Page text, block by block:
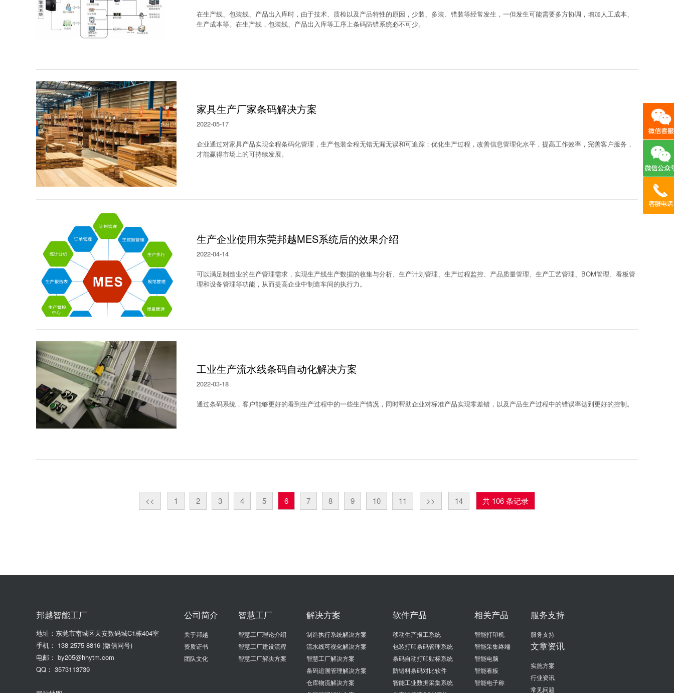
在生产线、包装线、产品出入库时，由于技术、质检以及产品特性的原因，少装、多装、错装等经常发生，一但发生可能需要多方协调，增加人工成本、
生产成本等。在生产线，包装线、产品出入库等工序上条码防错系统必不可少。
家具生产厂家条码解决方案
2022-05-17
企业通过对家具产品实现全程条码化管理，生产包装全程无错无漏无误和可追踪；优化生产过程，改善信息管理化水平，提高工作效率，完善客户服务，
才能赢得市场上的可持续发展。
生产企业使用东莞邦越MES系统后的效果介绍
2022-04-14
可以满足制造业的生产管理需求，实现生产线生产数据的收集与分析、生产计划管理、生产过程监控、产品质量管理、生产工艺管理、BOM管理、看板管
理和设备管理等功能，从而提高企业中制造车间的执行力。
工业生产流水线条码自动化解决方案
2022-03-18
通过条码系统，客户能够更好的看到生产过程中的一些生产情况，同时帮助企业对标准产品实现零差错，以及产品生产过程中的错误率达到更好的控制。
<< 1 2 3 4 5 6 7 8 9 10 11 >> 14 共 106 条记录
邦越智能工厂
地址：东莞市南城区天安数码城C1栋404室
手机： 138 2575 8816 (微信同号)
电邮： by205@hhytm.com
QQ： 3573113739
公司简介
关于邦越
资质证书
团队文化
智慧工厂
智慧工厂理论介绍
智慧工厂建设流程
智慧工厂解决方案
解决方案
制造执行系统解决方案
流水线可视化解决方案
智慧工厂解决方案
条码追溯管理解决方案
仓库物流解决方案
软件产品
移动生产报工系统
包装打印条码管理系统
条码自动打印贴标系统
防错料条码对比软件
智能工业数据采集系统
相关产品
智能打印机
智能采集终端
智能电脑
智能看板
智能电子称
服务支持
服务支持
文章资讯
实施方案
行业资讯
常见问题